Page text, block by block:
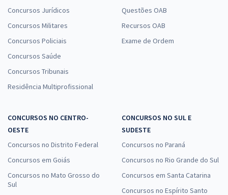
Concursos Jurídicos
Concursos Militares
Concursos Policiais
Concursos Saúde
Concursos Tribunais
Residência Multiprofissional
Questões OAB
Recursos OAB
Exame de Ordem
CONCURSOS NO CENTRO-
OESTE
Concursos no Distrito Federal
Concursos em Goiás
Concursos no Mato Grosso do
Sul
CONCURSOS NO SUL E
SUDESTE
Concursos no Paraná
Concursos no Rio Grande do Sul
Concursos em Santa Catarina
Concursos no Espírito Santo